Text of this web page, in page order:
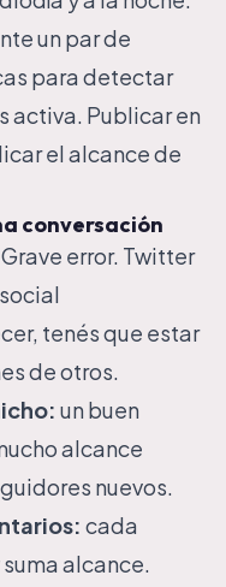
un par de
para detectar
activa. Publicar en
el alcance de
conversación
error. Twitter
tenés que estar
de otros.
un buen
alcance
nuevos.
cada
alcance.